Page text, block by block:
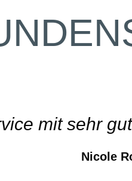
Service.
sie immer